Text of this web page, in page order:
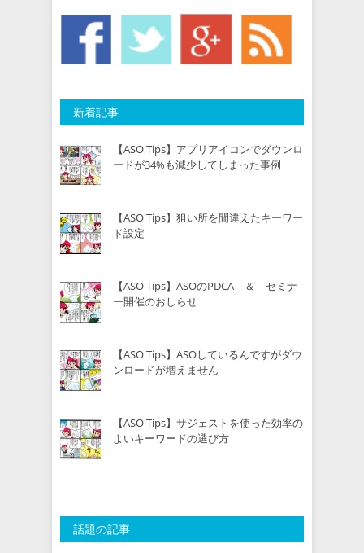
新着記事
【ASO Tips】アプリアイコンでダウンロ
ードが34%も減少してしまった事例
【ASO Tips】狙い所を間違えたキーワー
ド設定
【ASO Tips】ASOのPDCA ＆ セミナ
ー開催のおしらせ
【ASO Tips】ASOしているんですがダウ
ンロードが増えません
【ASO Tips】サジェストを使った効率の
よいキーワードの選び方
話題の記事